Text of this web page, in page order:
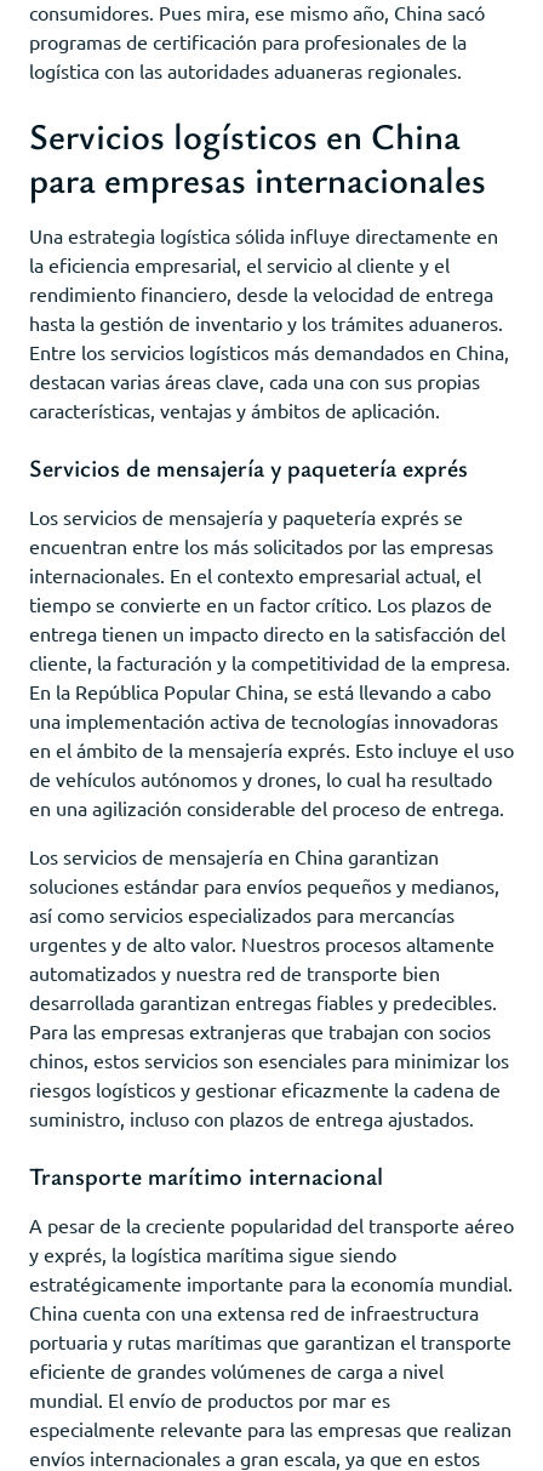
consumidores. Pues mira, ese mismo año, China sacó
programas de certificación para profesionales de la
logística con las autoridades aduaneras regionales.
Servicios logísticos en China
para empresas internacionales
Una estrategia logística sólida influye directamente en
la eficiencia empresarial, el servicio al cliente y el
rendimiento financiero, desde la velocidad de entrega
hasta la gestión de inventario y los trámites aduaneros.
Entre los servicios logísticos más demandados en China,
destacan varias áreas clave, cada una con sus propias
características, ventajas y ámbitos de aplicación.
Servicios de mensajería y paquetería exprés
Los servicios de mensajería y paquetería exprés se
encuentran entre los más solicitados por las empresas
internacionales. En el contexto empresarial actual, el
tiempo se convierte en un factor crítico. Los plazos de
entrega tienen un impacto directo en la satisfacción del
cliente, la facturación y la competitividad de la empresa.
En la República Popular China, se está llevando a cabo
una implementación activa de tecnologías innovadoras
en el ámbito de la mensajería exprés. Esto incluye el uso
de vehículos autónomos y drones, lo cual ha resultado
en una agilización considerable del proceso de entrega.
Los servicios de mensajería en China garantizan
soluciones estándar para envíos pequeños y medianos,
así como servicios especializados para mercancías
urgentes y de alto valor. Nuestros procesos altamente
automatizados y nuestra red de transporte bien
desarrollada garantizan entregas fiables y predecibles.
Para las empresas extranjeras que trabajan con socios
chinos, estos servicios son esenciales para minimizar los
riesgos logísticos y gestionar eficazmente la cadena de
suministro, incluso con plazos de entrega ajustados.
Transporte marítimo internacional
A pesar de la creciente popularidad del transporte aéreo
y exprés, la logística marítima sigue siendo
estratégicamente importante para la economía mundial.
China cuenta con una extensa red de infraestructura
portuaria y rutas marítimas que garantizan el transporte
eficiente de grandes volúmenes de carga a nivel
mundial. El envío de productos por mar es
especialmente relevante para las empresas que realizan
envíos internacionales a gran escala, ya que en estos